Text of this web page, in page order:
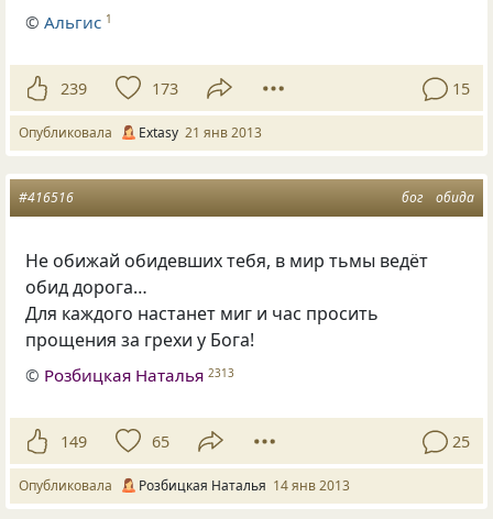
©Альгис 1
239 173 15
Опубликовала Extasy 21 янв 2013
бог обида
#416516
Не обижай обидевших тебя, в мир тьмы ведёт
обид дорога…
Для каждого настанет миг и час просить
прощения за грехи у Бога!
© Розбицкая Наталья 2313
149 65 25
Опубликовала Розбицкая Наталья 14 янв 2013